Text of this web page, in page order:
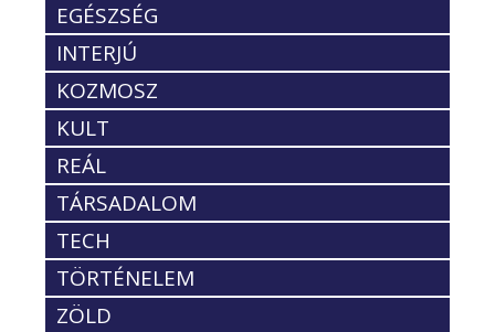
EGÉSZSÉG
INTERJÚ
KOZMOSZ
KULT
REÁL
TÁRSADALOM
TECH
TÖRTÉNELEM
ZÖLD